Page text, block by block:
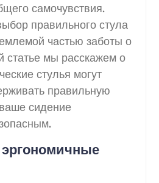
самочувствия.
правильного стула
частью заботы о
статье мы расскажем о
стулья могут
правильную
сидение